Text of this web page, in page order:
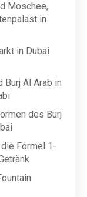
Moschee,
in
in Dubai
Al Arab in
des Burj
Formel 1-